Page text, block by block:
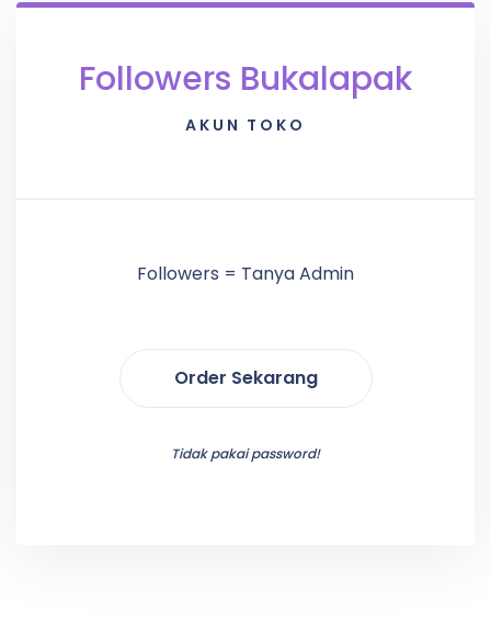
Followers Bukalapak
AKUN TOKO
Followers = Tanya Admin
Order Sekarang
Tidak pakai password!